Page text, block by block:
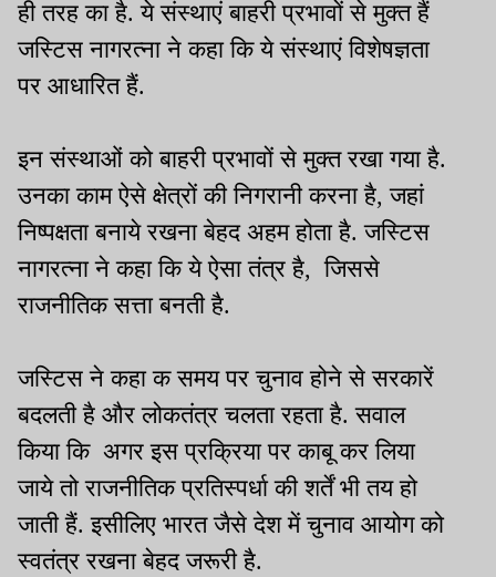
ही तरह का है. ये संस्थाएं बाहरी प्रभावों से मुक्त हैं
जस्टिस नागरत्ना ने कहा कि ये संस्थाएं विशेषज्ञता
पर आधारित हैं.
इन संस्थाओं को बाहरी प्रभावों से मुक्त रखा गया है.
उनका काम ऐसे क्षेत्रों की निगरानी करना है, जहां
निष्पक्षता बनाये रखना बेहद अहम होता है. जस्टिस
नागरत्ना ने कहा कि ये ऐसा तंत्र है, जिससे
राजनीतिक सत्ता बनती है.
जस्टिस ने कहा क समय पर चुनाव होने से सरकारें
बदलती है और लोकतंत्र चलता रहता है. सवाल
किया कि अगर इस प्रक्रिया पर काबू कर लिया
जाये तो राजनीतिक प्रतिस्पर्धा की शर्तें भी तय हो
जाती हैं. इसीलिए भारत जैसे देश में चुनाव आयोग को
स्वतंत्र रखना बेहद जरूरी है.